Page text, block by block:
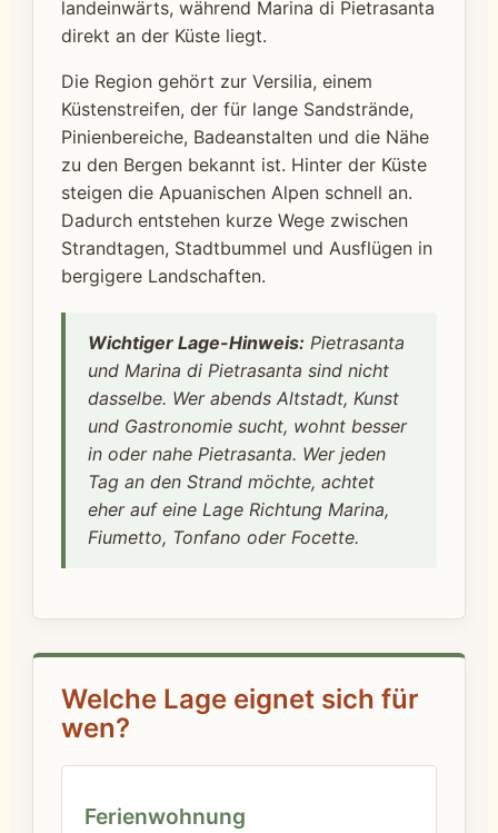
landeinwärts, während Marina di Pietrasanta
direkt an der Küste liegt.
Die Region gehört zur Versilia, einem
Küstenstreifen, der für lange Sandstrände,
Pinienbereiche, Badeanstalten und die Nähe
zu den Bergen bekannt ist. Hinter der Küste
steigen die Apuanischen Alpen schnell an.
Dadurch entstehen kurze Wege zwischen
Strandtagen, Stadtbummel und Ausflügen in
bergigere Landschaften.
Wichtiger Lage-Hinweis: Pietrasanta
und Marina di Pietrasanta sind nicht
dasselbe. Wer abends Altstadt, Kunst
und Gastronomie sucht, wohnt besser
in oder nahe Pietrasanta. Wer jeden
Tag an den Strand möchte, achtet
eher auf eine Lage Richtung Marina,
Fiumetto, Tonfano oder Focette.
Welche Lage eignet sich für
wen?
Ferienwohnung